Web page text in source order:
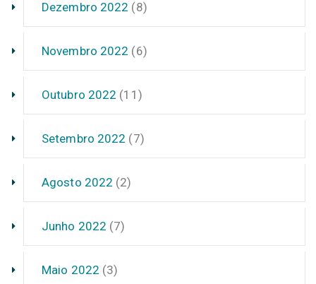
Dezembro 2022 (8)
Novembro 2022 (6)
Outubro 2022 (11)
Setembro 2022 (7)
Agosto 2022 (2)
Junho 2022 (7)
Maio 2022 (3)